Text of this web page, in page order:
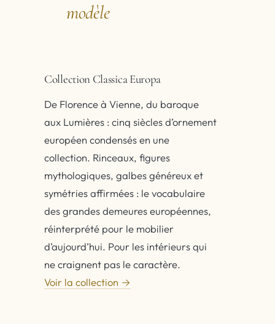
modèle
Collection Classica Europa
De Florence à Vienne, du baroque
aux Lumières : cinq siècles d’ornement
européen condensés en une
collection. Rinceaux, figures
mythologiques, galbes généreux et
symétries affirmées : le vocabulaire
des grandes demeures européennes,
réinterprété pour le mobilier
d’aujourd’hui. Pour les intérieurs qui
ne craignent pas le caractère.
Voir la collection →